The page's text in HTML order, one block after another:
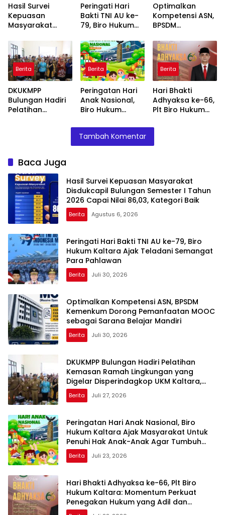
Hasil Survei
Kepuasan
Masyarakat
Bulungan
Semester I Tahun
2026 Capai Nilai
86,03, Kategori
Baik
Peringati Hari
Bakti TNI AU ke-
79, Biro Hukum
Teladani
Semangat Para
Pahlawan
Optimalkan
Kompetensi ASN,
BPSDM
Dorong
Pemanfaatan
MOOC sebagai
Sarana Belajar
Mandiri
Berita
DKUKMPP
Bulungan Hadiri
Pelatihan
UKM Kaltara,
Dorong IKM Naik
Kelas
Berita
Peringatan Hari
Anak Nasional,
Biro Hukum
Masyarakat
Untuk Penuhi Hak
Anak-Anak Agar
Berita
Hari Bhakti
Adhyaksa ke-66,
Plt Biro Hukum
Momentum
Penegakan
Tambah Komentar
Baca Juga
Hasil Survei Kepuasan Masyarakat
Disdukcapil Bulungan Semester I Tahun
2026 Capai Nilai 86,03, Kategori Baik
Berita Agustus 6, 2026
Peringati Hari Bakti TNI AU ke-79, Biro
Hukum Kaltara Ajak Teladani Semangat
Para Pahlawan
Berita Juli 30, 2026
Optimalkan Kompetensi ASN, BPSDM
Kemenkum Dorong Pemanfaatan MOOC
sebagai Sarana Belajar Mandiri
Berita Juli 30, 2026
DKUKMPP Bulungan Hadiri Pelatihan
Kemasan Ramah Lingkungan yang
Digelar Disperindagkop UKM Kaltara,
Dorong IKM Naik Kelas
Berita Juli 27, 2026
Peringatan Hari Anak Nasional, Biro
Hukum Kaltara Ajak Masyarakat Untuk
Penuhi Hak Anak-Anak Agar Tumbuh
Cerdas dan Berkarakter
Berita Juli 23, 2026
Hari Bhakti Adhyaksa ke-66, Plt Biro
Hukum Kaltara: Momentum Perkuat
Penegakan Hukum yang Adil dan
Transparan